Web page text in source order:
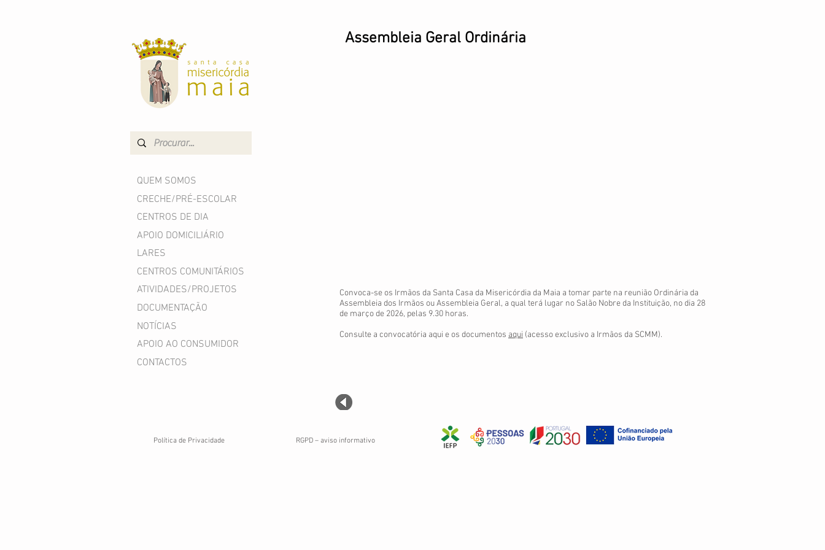
Assembleia Geral Ordinária
Convoca-se os Irmãos da Santa Casa da Misericórdia da Maia a tomar parte na reunião Ordinária da
Assembleia dos Irmãos ou Assembleia Geral, a qual terá lugar no Salão Nobre da Instituição, no dia 28
de março de 2026, pelas 9.30 horas.
Consulte a convocatória aqui e os documentos aqui (acesso exclusivo a Irmãos da SCMM).
QUEM SOMOS
CRECHE/PRÉ-ESCOLAR
CENTROS DE DIA
APOIO DOMICILIÁRIO
LARES
CENTROS COMUNITÁRIOS
ATIVIDADES/PROJETOS
DOCUMENTAÇÃO
NOTÍCIAS
APOIO AO CONSUMIDOR
CONTACTOS
Política de Privacidade RGPD – aviso informativo